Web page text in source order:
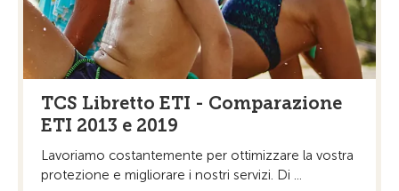
TCS Libretto ETI - Comparazione
ETI 2013 e 2019
Lavoriamo costantemente per ottimizzare la vostra
protezione e migliorare i nostri servizi. Di ...